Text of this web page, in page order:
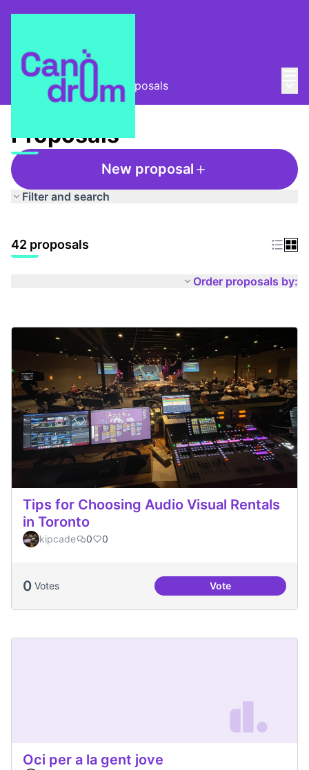
Taula Comunitària / Proposals
Proposals
New proposal
Filter and search
42 proposals
Order proposals by:
Tips for Choosing Audio Visual Rentals
in Toronto
kipcade 0 0
0 Votes VoteTips for Choosing
Oci per a la gent jove